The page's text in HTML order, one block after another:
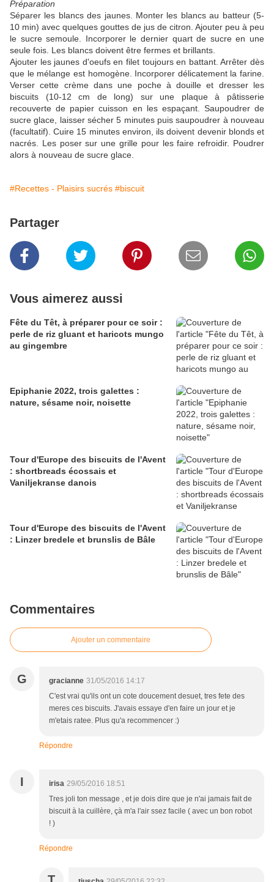
Préparation
Séparer les blancs des jaunes. Monter les blancs au batteur (5-
10 min) avec quelques gouttes de jus de citron. Ajouter peu à peu
le sucre semoule. Incorporer le dernier quart de sucre en une
seule fois. Les blancs doivent être fermes et brillants.
Ajouter les jaunes d'oeufs en filet toujours en battant. Arrêter dès
que le mélange est homogène. Incorporer délicatement la farine.
Verser cette crème dans une poche à douille et dresser les
biscuits (10-12 cm de long) sur une plaque à pâtisserie
recouverte de papier cuisson en les espaçant. Saupoudrer de
sucre glace, laisser sécher 5 minutes puis saupoudrer à nouveau
(facultatif). Cuire 15 minutes environ, ils doivent devenir blonds et
nacrés. Les poser sur une grille pour les faire refroidir. Poudrer
alors à nouveau de sucre glace.
#Recettes - Plaisirs sucrés #biscuit
Partager
Vous aimerez aussi
Fête du Têt, à préparer pour ce soir :
perle de riz gluant et haricots mungo
au gingembre
Epiphanie 2022, trois galettes :
nature, sésame noir, noisette
Tour d'Europe des biscuits de l'Avent
: shortbreads écossais et
Vaniljekranse danois
Tour d'Europe des biscuits de l'Avent
: Linzer bredele et brunslis de Bâle
Commentaires
Ajouter un commentaire
G gracianne 31/05/2016 14:17
C'est vrai qu'ils ont un cote doucement desuet, tres fete des
meres ces biscuits. J'avais essaye d'en faire un jour et je
m'etais ratee. Plus qu'a recommencer :)
Répondre
I irisa 29/05/2016 18:51
Tres joli ton message , et je dois dire que je n'ai jamais fait de
biscuit à la cuillère, çà m'a l'air ssez facile ( avec un bon robot
! )
Répondre